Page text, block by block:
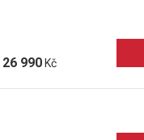
26 990Kč